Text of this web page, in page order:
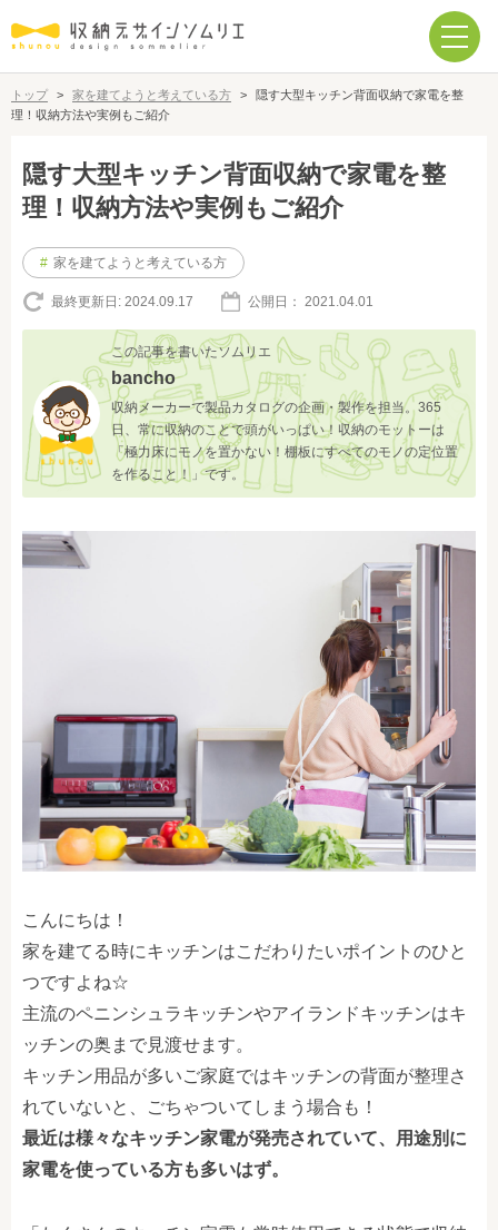
トップ > 家を建てようと考えている方 >
隠す大型キッチン背面収納で家電を整
理！収納方法や実例もご紹介
隠す大型キッチン背面収納で家電を整
理！収納方法や実例もご紹介
# 家を建てようと考えている方
最終更新日: 2024.09.17 公開日： 2021.04.01
この記事を書いたソムリエ
bancho
収納メーカーで製品カタログの企画・製作を担当。365
日、常に収納のことで頭がいっぱい！収納のモットーは
「極力床にモノを置かない！棚板にすべてのモノの定位置
を作ること！」です。
こんにちは！
家を建てる時にキッチンはこだわりたいポイントのひと
つですよね☆
主流のペニンシュラキッチンやアイランドキッチンはキ
ッチンの奥まで見渡せます。
キッチン用品が多いご家庭ではキッチンの背面が整理さ
れていないと、ごちゃついてしまう場合も！
最近は様々なキッチン家電が発売されていて、用途別に
家電を使っている方も多いはず。